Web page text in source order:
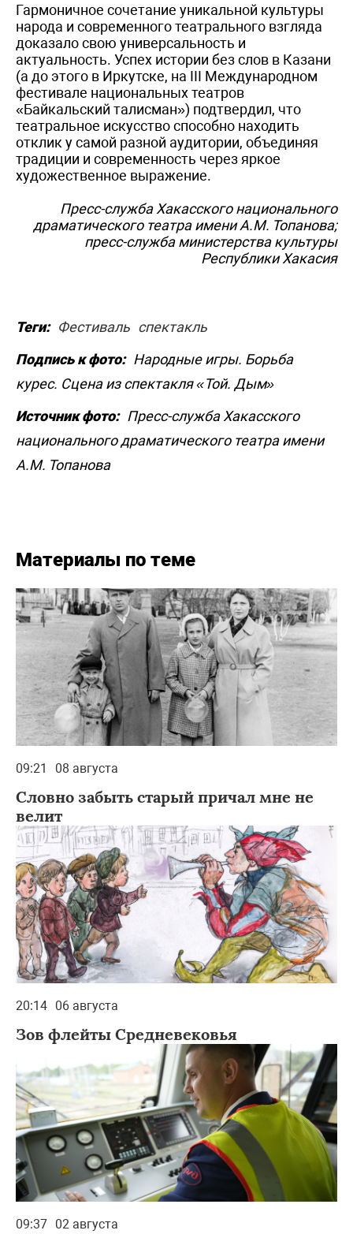
Гармоничное сочетание уникальной культуры
народа и современного театрального взгляда
доказало свою универсальность и
актуальность. Успех истории без слов в Казани
(а до этого в Иркутске, на III Международном
фестивале национальных театров
«Байкальский талисман») подтвердил, что
театральное искусство способно находить
отклик у самой разной аудитории, объединяя
традиции и современность через яркое
художественное выражение.
Пресс-служба Хакасского национального
драматического театра имени А.М. Топанова;
пресс-служба министерства культуры
Республики Хакасия
Теги: Фестиваль спектакль
Подпись к фото: Народные игры. Борьба
курес. Сцена из спектакля «Той. Дым»
Источник фото: Пресс-служба Хакасского
национального драматического театра имени
А.М. Топанова
Материалы по теме
09:21 08 августа
Словно забыть старый причал мне не
велит
20:14 06 августа
Зов флейты Средневековья
09:37 02 августа